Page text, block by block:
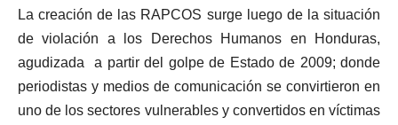
La creación de las RAPCOS surge luego de la situación
de violación a los Derechos Humanos en Honduras,
agudizada a partir del golpe de Estado de 2009; donde
periodistas y medios de comunicación se convirtieron en
uno de los sectores vulnerables y convertidos en víctimas